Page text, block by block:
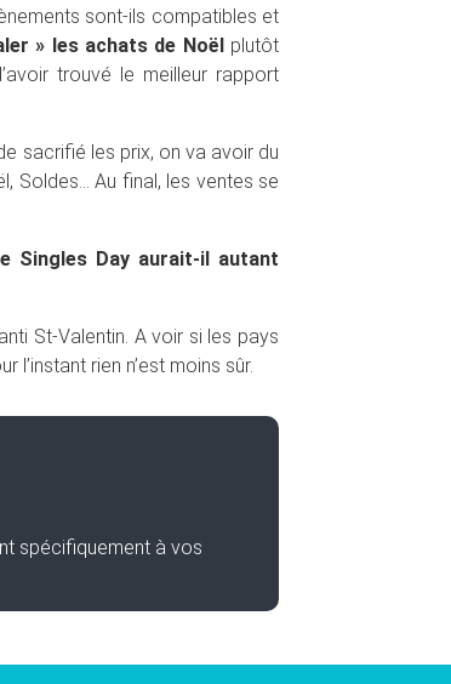
sont-ils compatibles et
» les achats de Noël plutôt
trouvé le meilleur rapport
sacrifié les prix, on va avoir du
Soldes… Au final, les ventes se
Singles Day aurait-il autant
St-Valentin. A voir si les pays
rien n’est moins sûr.
spécifiquement à vos